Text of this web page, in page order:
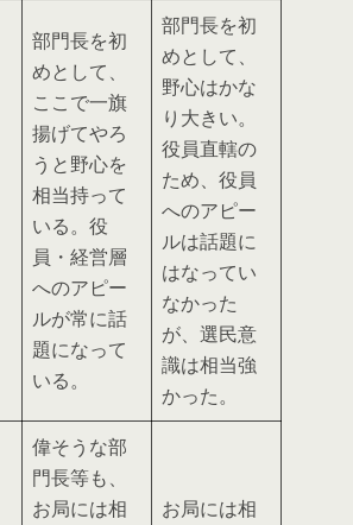
部門長を初
めとして、
ここで一旗
揚げてやろ
うと野心を
相当持って
いる。役
員・経営層
へのアピー
ルが常に話
題になって
いる。
部門長を初
めとして、
野心はかな
り大きい。
役員直轄の
ため、役員
へのアピー
ルは話題に
はなってい
なかった
が、 選民意
識は相当強
かった。
偉そうな部
門長等も、
お局には相
お局には相